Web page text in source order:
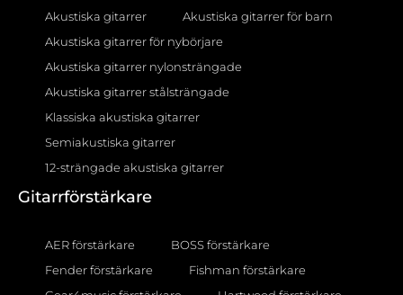
Akustiska gitarrer
Akustiska gitarrer för barn
Akustiska gitarrer för nybörjare
Akustiska gitarrer nylonsträngade
Akustiska gitarrer stålsträngade
Klassiska akustiska gitarrer
Semiakustiska gitarrer
12-strängade akustiska gitarrer
Gitarrförstärkare
AER förstärkare
BOSS förstärkare
Fender förstärkare
Fishman förstärkare